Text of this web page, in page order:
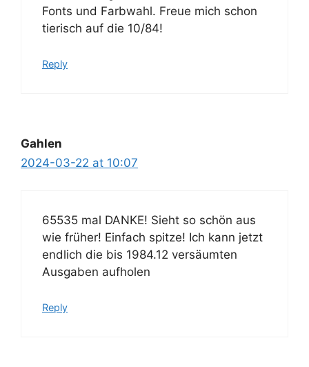
Fonts und Farbwahl. Freue mich schon
tierisch auf die 10/84!
Reply
Gahlen
2024-03-22 at 10:07
65535 mal DANKE! Sieht so schön aus
wie früher! Einfach spitze! Ich kann jetzt
endlich die bis 1984.12 versäumten
Ausgaben aufholen
Reply